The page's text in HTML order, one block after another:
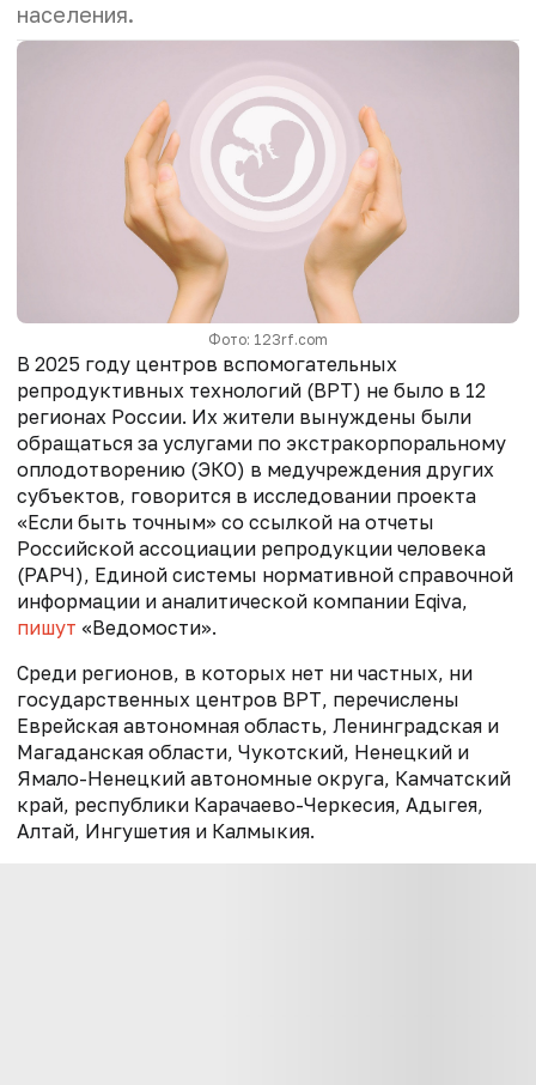
населения.
Фото: 123rf.com
В 2025 году центров вспомогательных
репродуктивных технологий (ВРТ) не было в 12
регионах России. Их жители вынуждены были
обращаться за услугами по экстракорпоральному
оплодотворению (ЭКО) в медучреждения других
субъектов, говорится в исследовании проекта
«Если быть точным» со ссылкой на отчеты
Российской ассоциации репродукции человека
(РАРЧ), Единой системы нормативной справочной
информации и аналитической компании Eqiva,
пишут «Ведомости».
Среди регионов, в которых нет ни частных, ни
государственных центров ВРТ, перечислены
Еврейская автономная область, Ленинградская и
Магаданская области, Чукотский, Ненецкий и
Ямало-Ненецкий автономные округа, Камчатский
край, республики Карачаево-Черкесия, Адыгея,
Алтай, Ингушетия и Калмыкия.